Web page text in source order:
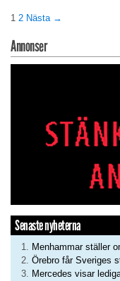
1 2 Nästa →
Annonser
Senaste nyheterna
Menhammar ställer
Örebro får Sveriges
Mercedes visar